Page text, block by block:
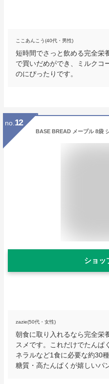
ここあんこう(40代・男性)
短時間でさっと飲める完全栄
で買いだめができ、ミルクコ
のにぴったりです。
no. 12
ショッ
zazie(50代・女性)
朝食に取り入れるなら完全栄
スメです。これだけでたんぱ
ネラルなど1食に必要な約30
糖質・高たんぱくが嬉しいパ